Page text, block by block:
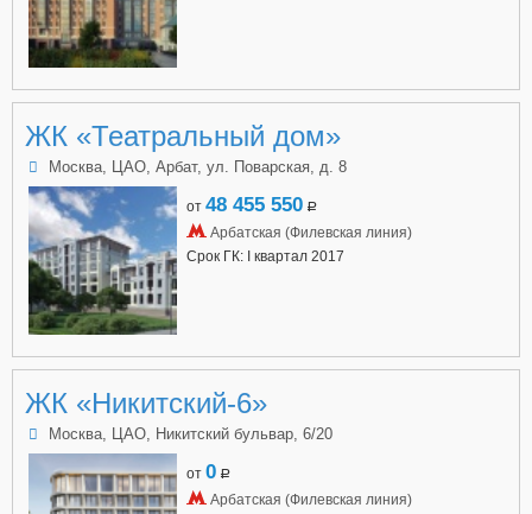
ЖК «Театральный дом»
Москва, ЦАО, Арбат, ул. Поварская, д. 8
от 48 455 550 a
Арбатская (Филевская линия)
Срок ГК: I квартал 2017
ЖК «Никитский-6»
Москва, ЦАО, Никитский бульвар, 6/20
от 0 a
Арбатская (Филевская линия)